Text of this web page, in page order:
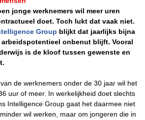
jonge werknemers wil meer uren
doet. Toch lukt dat vaak niet.
Group blijkt dat jaarlijks bijna
arbeidspotentieel onbenut blijft. Vooral
is de kloof tussen gewenste en
de werknemers onder de 30 jaar wil het
uur of meer. In werkelijkheid doet slechts
Intelligence Group gaat het daarmee niet
wil werken, maar om jongeren die in